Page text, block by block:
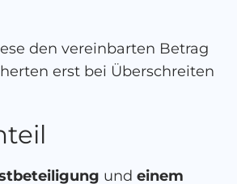
den vereinbarten Betrag
erst bei Überschreiten
und einem